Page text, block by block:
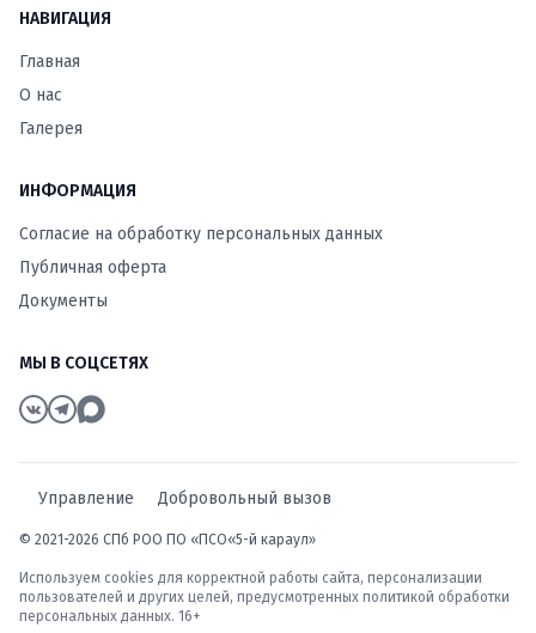
НАВИГАЦИЯ
Главная
О нас
Галерея
ИНФОРМАЦИЯ
Согласие на обработку персональных данных
Публичная оферта
Документы
МЫ В СОЦСЕТЯХ
Управление Добровольный вызов
© 2021-2026 СПб РОО ПО «ПСО«5-й караул»
Используем cookies для корректной работы сайта, персонализации
пользователей и других целей, предусмотренных политикой обработки
персональных данных. 16+